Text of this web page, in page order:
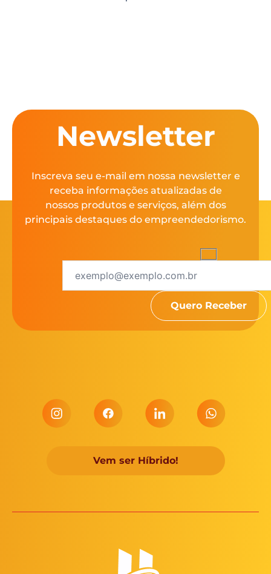
Newsletter
Inscreva seu e-mail em nossa newsletter e
receba informações atualizadas de
nossos produtos e serviços, além dos
principais destaques do empreendedorismo.
Vem ser Híbrido!